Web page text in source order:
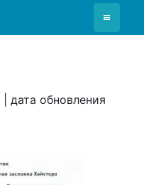
≡
дата обновления